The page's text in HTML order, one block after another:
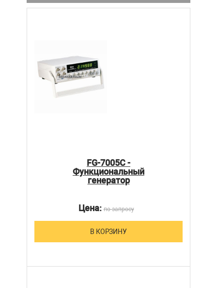
FG-7005C -
Функциональный
генератор
Цена:по запросу
В КОРЗИНУ